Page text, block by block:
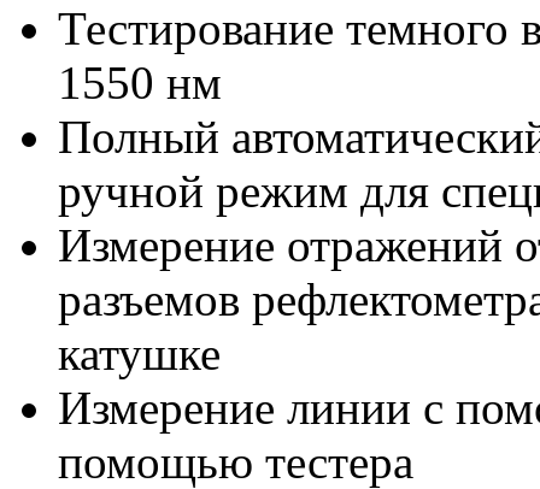
Тестирование темного
1550 нм
Полный
ручной режим для
Измерение отражений
разъемов
катушке
Измерение линии с
помощью тестера